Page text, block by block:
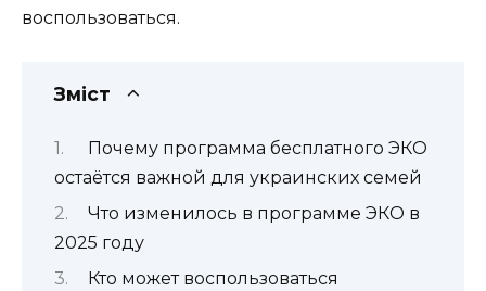
воспользоваться.
Зміст
Почему программа бесплатного ЭКО
остаётся важной для украинских семей
Что изменилось в программе ЭКО в
2025 году
Кто может воспользоваться